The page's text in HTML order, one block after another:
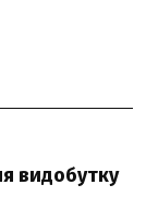
видобутку